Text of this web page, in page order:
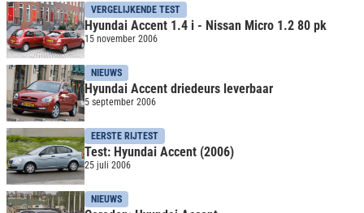
VERGELIJKENDE TEST
Hyundai Accent 1.4 i - Nissan Micro 1.2 80 pk
15 november 2006
NIEUWS
Hyundai Accent driedeurs leverbaar
5 september 2006
EERSTE RIJTEST
Test: Hyundai Accent (2006)
25 juli 2006
NIEUWS